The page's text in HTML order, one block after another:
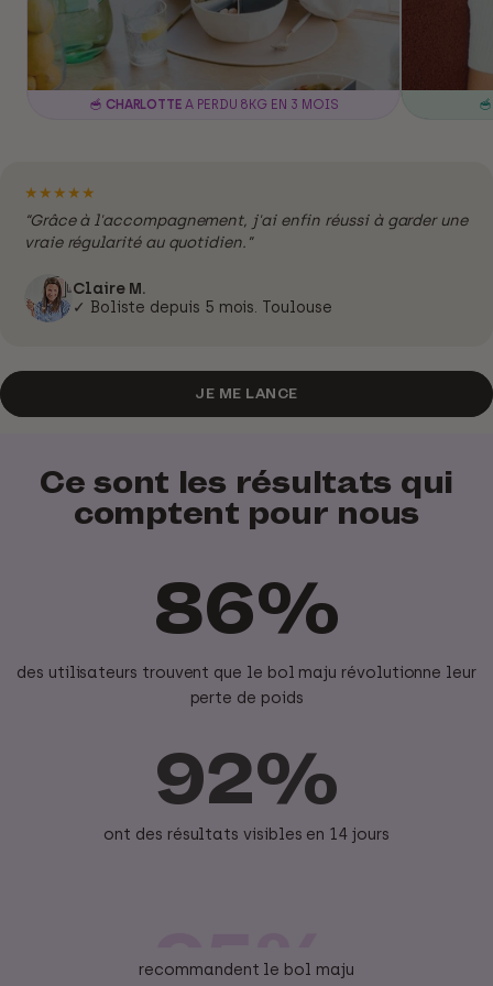
🥣 CHARLOTTE A PERDU 8KG EN 3 MOIS
★★★★★
“Grâce à l'accompagnement, j'ai enfin réussi à garder une
vraie régularité au quotidien.”
Claire M.
✓ Boliste depuis 5 mois. Toulouse
JE ME LANCE
Ce sont les résultats qui
comptent pour nous
86%
des utilisateurs trouvent que le bol maju révolutionne leur
perte de poids
92%
ont des résultats visibles en 14 jours
recommandent le bol maju